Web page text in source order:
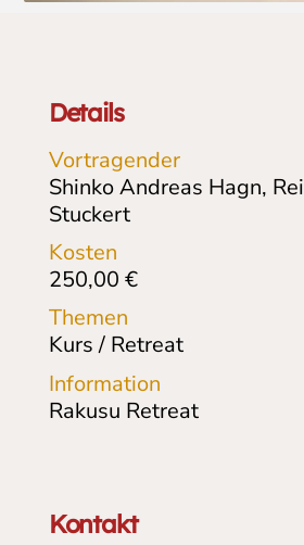
Details
Vortragender
Shinko Andreas Hagn,
Stuckert
Kosten
250,00 €
Themen
Kurs / Retreat
Information
Rakusu Retreat
Kontakt